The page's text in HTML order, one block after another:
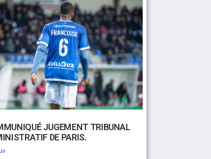
JUGEMENT TRIBUNAL
DE PARIS.